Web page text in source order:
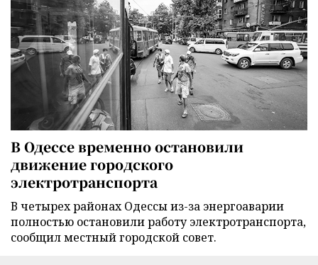
В Одессе временно остановили
движение городского
электротранспорта
В четырех районах Одессы из-за энергоаварии
полностью остановили работу электротранспорта,
сообщил местный городской совет.